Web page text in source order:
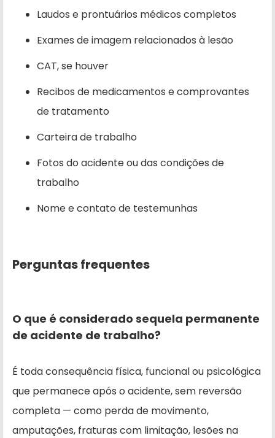
Laudos e prontuários médicos completos
Exames de imagem relacionados à lesão
CAT, se houver
Recibos de medicamentos e comprovantes
de tratamento
Carteira de trabalho
Fotos do acidente ou das condições de
trabalho
Nome e contato de testemunhas
Perguntas frequentes
O que é considerado sequela permanente
de acidente de trabalho?
É toda consequência física, funcional ou psicológica
que permanece após o acidente, sem reversão
completa — como perda de movimento,
amputações, fraturas com limitação, lesões na